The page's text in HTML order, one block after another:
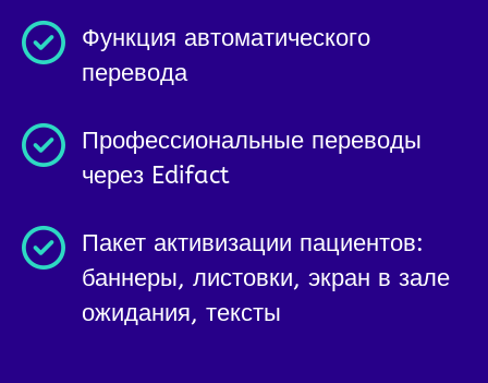
Функция автоматического
перевода
Профессиональные переводы
через Edifact
Пакет активизации пациентов:
баннеры, листовки, экран в зале
ожидания, тексты